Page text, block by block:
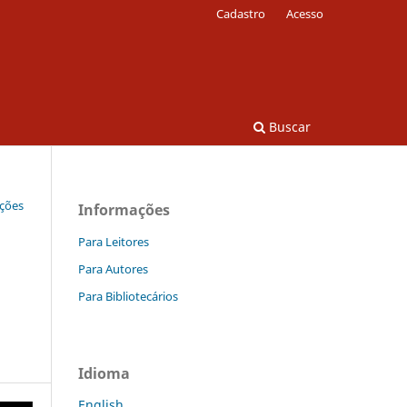
Buscar
Cadastro Acesso
Informações
Para Leitores
Para Autores
Para Bibliotecários
Idioma